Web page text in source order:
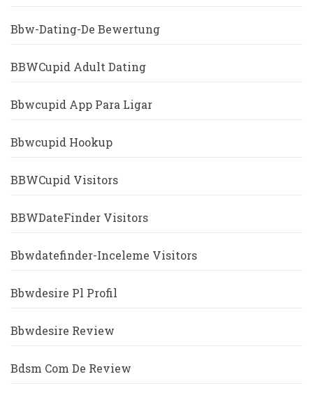
Bbw-Dating-De Bewertung
BBWCupid Adult Dating
Bbwcupid App Para Ligar
Bbwcupid Hookup
BBWCupid Visitors
BBWDateFinder Visitors
Bbwdatefinder-Inceleme Visitors
Bbwdesire Pl Profil
Bbwdesire Review
Bdsm Com De Review